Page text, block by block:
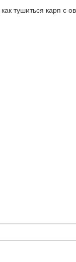
тушиться карп с